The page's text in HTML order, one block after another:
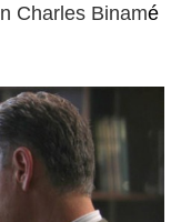
Charles Binamé